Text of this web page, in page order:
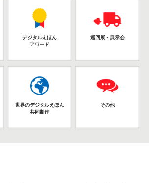
デジタルえほん
アワード
巡回展・展示会
世界のデジタルえほん
共同制作
その他